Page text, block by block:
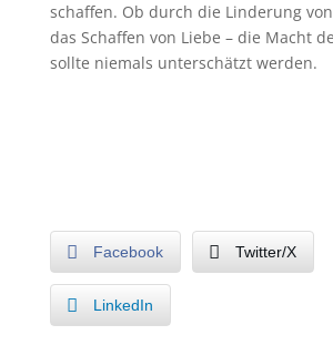
schaffen. Ob durch die Linderung
das Schaffen von Liebe – die Macht
sollte niemals unterschätzt werden.
Facebook Twitter/X
LinkedIn